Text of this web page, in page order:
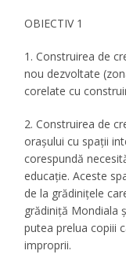
OBIECTIV 1
1. Construirea de
nou dezvoltate
corelate cu
2. Construirea de
orașului cu spații
corespundă
educație. Aceste
de la grădinițele
grădiniță Mondiala
putea prelua copiii
improprii.